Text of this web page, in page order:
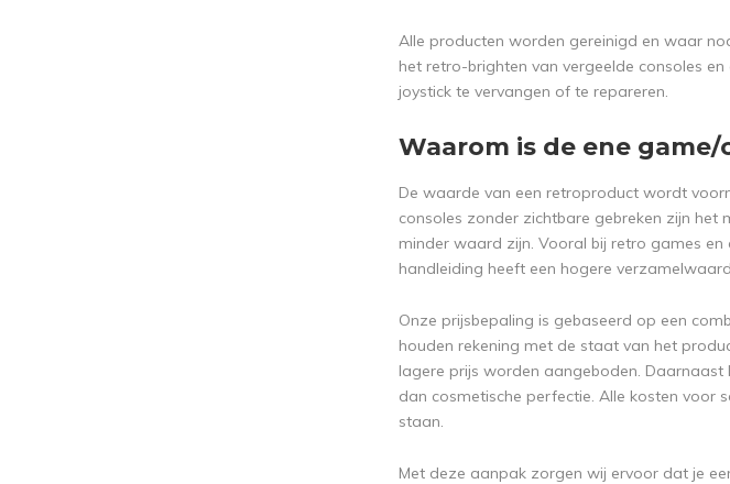
Alle producten worden gereinigd en waar
het retro-brighten van vergeelde consoles
joystick te vervangen of te repareren.
Waarom is de ene
De waarde van een retroproduct wordt
consoles zonder zichtbare gebreken zijn
minder waard zijn. Vooral bij retro games
handleiding heeft een hogere
Onze prijsbepaling is gebaseerd op een
houden rekening met de staat van het
lagere prijs worden aangeboden.
dan cosmetische perfectie. Alle kosten voor
staan.
Met deze aanpak zorgen wij ervoor dat je